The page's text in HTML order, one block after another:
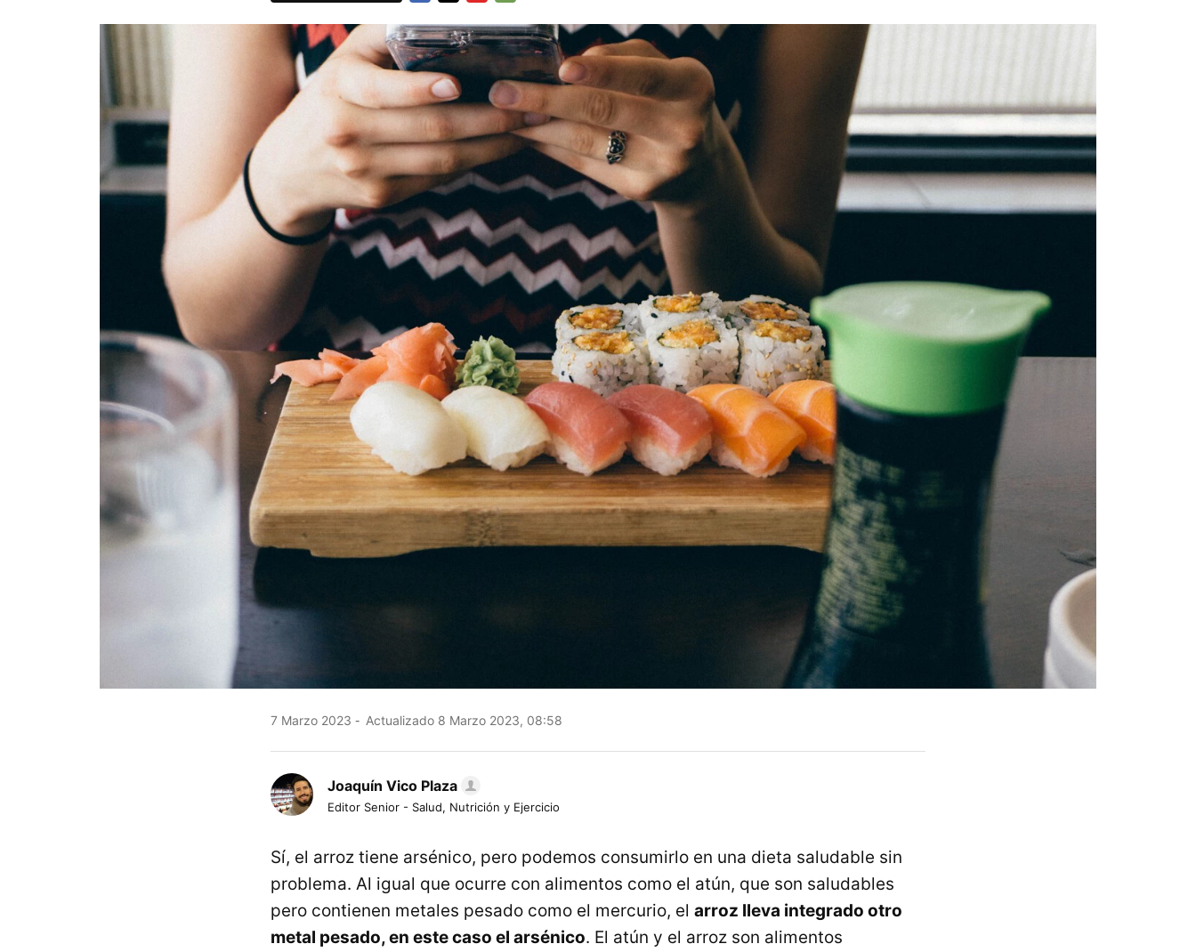
MAIL
7 Marzo 2023 Actualizado 8 Marzo 2023, 08:58
Joaquín Vico Plaza
Editor Senior - Salud, Nutrición y Ejercicio
Sí, el arroz tiene arsénico, pero podemos consumirlo en una dieta saludable sin
problema. Al igual que ocurre con alimentos como el atún, que son saludables
pero contienen metales pesado como el mercurio, el arroz lleva integrado otro
metal pesado, en este caso el arsénico. El atún y el arroz son alimentos